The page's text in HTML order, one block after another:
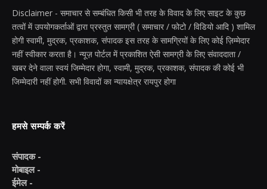
Disclaimer - समाचार से सम्बंधित किसी भी तरह के विवाद के लिए साइट के कुछ
तत्वों में उपयोगकर्ताओं द्वारा प्रस्तुत सामग्री ( समाचार / फोटो / विडियो आदि ) शामिल
होगी स्वामी, मुद्रक, प्रकाशक, संपादक इस तरह के सामग्रियों के लिए कोई ज़िम्मेदार
नहीं स्वीकार करता है। न्यूज़ पोर्टल में प्रकाशित ऐसी सामग्री के लिए संवाददाता /
खबर देने वाला स्वयं जिम्मेदार होगा, स्वामी, मुद्रक, प्रकाशक, संपादक की कोई भी
जिम्मेदारी नहीं होगी. सभी विवादों का न्यायक्षेत्र रायपुर होगा
हमसे सम्पर्क करें
संपादक -
मोबाइल -
ईमेल -